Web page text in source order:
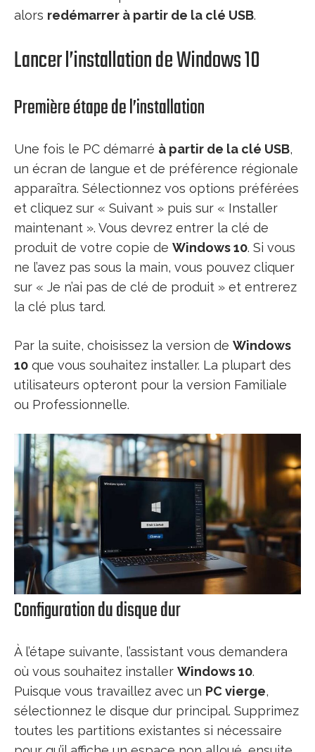
alors redémarrer à partir de la clé USB.
Lancer l’installation de Windows 10
Première étape de l’installation
Une fois le PC démarré à partir de la clé USB,
un écran de langue et de préférence régionale
apparaîtra. Sélectionnez vos options préférées
et cliquez sur « Suivant » puis sur « Installer
maintenant ». Vous devrez entrer la clé de
produit de votre copie de Windows 10. Si vous
ne l’avez pas sous la main, vous pouvez cliquer
sur « Je n’ai pas de clé de produit » et entrerez
la clé plus tard.
Par la suite, choisissez la version de Windows
10 que vous souhaitez installer. La plupart des
utilisateurs opteront pour la version Familiale
ou Professionnelle.
Configuration du disque dur
À l’étape suivante, l’assistant vous demandera
où vous souhaitez installer Windows 10.
Puisque vous travaillez avec un PC vierge,
sélectionnez le disque dur principal. Supprimez
toutes les partitions existantes si nécessaire